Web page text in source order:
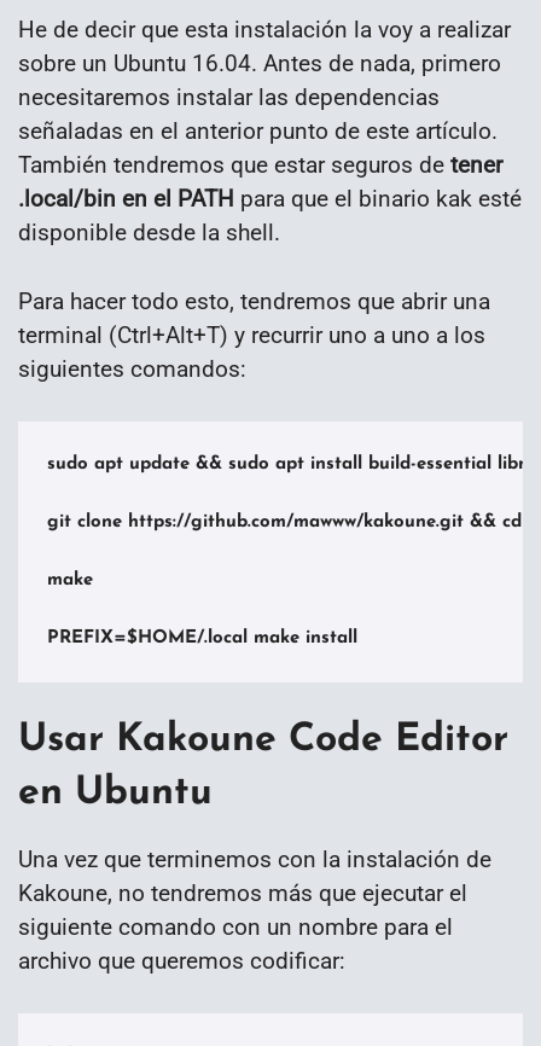
He de decir que esta instalación la voy a realizar
sobre un Ubuntu 16.04. Antes de nada, primero
necesitaremos instalar las dependencias
señaladas en el anterior punto de este artículo.
También tendremos que estar seguros de tener
.local/bin en el PATH para que el binario kak esté
disponible desde la shell.
Para hacer todo esto, tendremos que abrir una
terminal (Ctrl+Alt+T) y recurrir uno a uno a los
siguientes comandos:
sudo apt update && sudo apt install build-essential
git clone https://github.com/mawww/kakoune.git && cd
make
PREFIX=$HOME/.local make install
Usar Kakoune Code Editor
en Ubuntu
Una vez que terminemos con la instalación de
Kakoune, no tendremos más que ejecutar el
siguiente comando con un nombre para el
archivo que queremos codificar: